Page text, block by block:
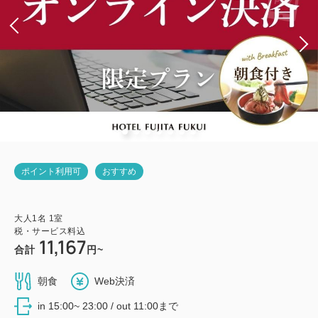
ポイント利用可 おすすめ
大人 1 名 1 室
税・サービス料込
合計 11,167 円~
朝食 Web決済
in 15:00~ 23:00 / out 11:00まで